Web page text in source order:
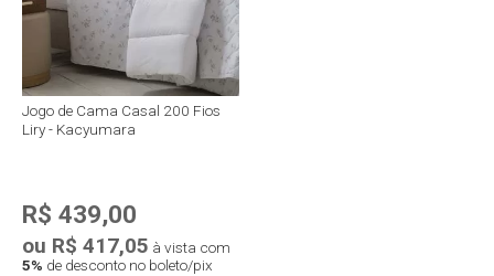
Jogo de Cama Casal 200 Fios
Liry - Kacyumara
R$ 439,00
ou R$ 417,05 à vista com
5% de desconto no boleto/pix